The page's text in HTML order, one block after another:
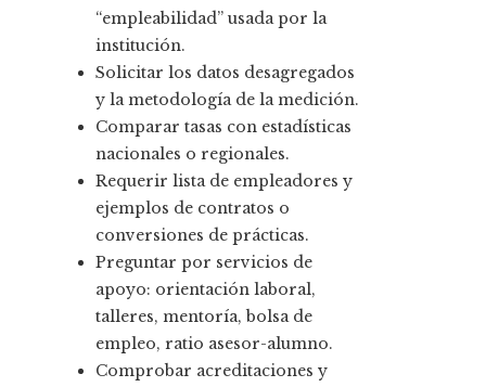
“empleabilidad” usada por la
institución.
Solicitar los datos desagregados
y la metodología de la medición.
Comparar tasas con estadísticas
nacionales o regionales.
Requerir lista de empleadores y
ejemplos de contratos o
conversiones de prácticas.
Preguntar por servicios de
apoyo: orientación laboral,
talleres, mentoría, bolsa de
empleo, ratio asesor-alumno.
Comprobar acreditaciones y